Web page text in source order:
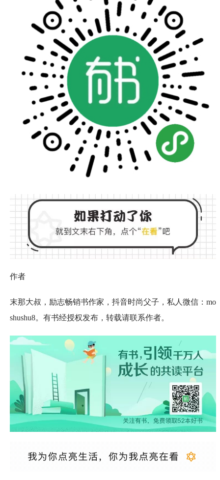
作者
末那大叔，励志畅销书作家，抖音时尚父子，私人微信：mo
shushu8。有书经授权发布，转载请联系作者。